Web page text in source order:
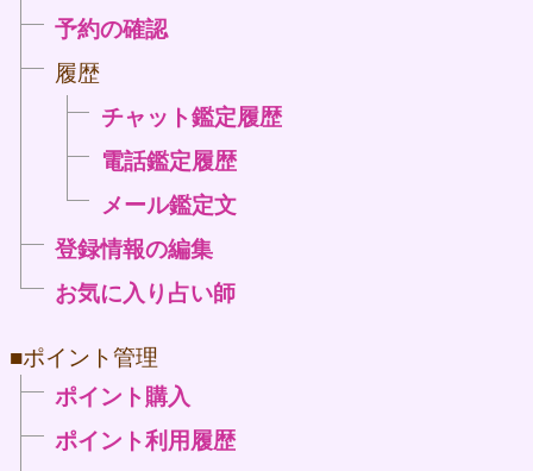
予約の確認
履歴
チャット鑑定履歴
電話鑑定履歴
メール鑑定文
登録情報の編集
お気に入り占い師
■ポイント管理
ポイント購入
ポイント利用履歴